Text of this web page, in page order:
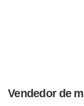
Vendedor de
L